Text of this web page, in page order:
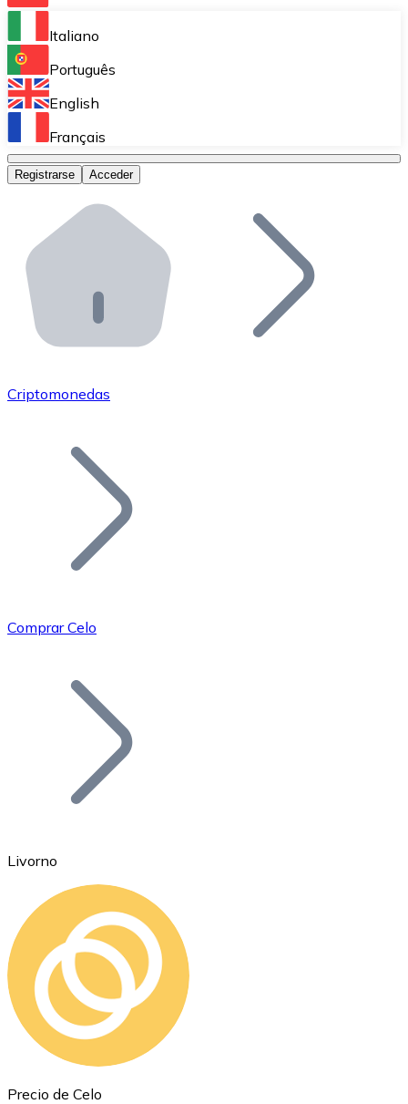
Bitnovo Ramp
Integra nuestra solución en tu plataforma.
Bitnovo Giftcards
Bitnovo OTC
Bitnovo ATM
Integra un ATM Bitnovo en tu negocio y permite que
Bitnovo API
Integra nuestra API en tu ecosistema.
Únete a nuestra red de distribuidores.
Añade tu proyecto a nuestro ecosistema.
Bitcoin
Ethereum
ETH
Italiano
Português
English
Français
Registrarse Acceder
Criptomonedas
Comprar Celo
Livorno
Precio de Celo